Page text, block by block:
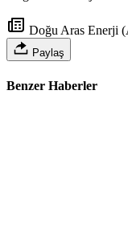
Doğu Aras Enerji
Paylaş
Benzer Haberler